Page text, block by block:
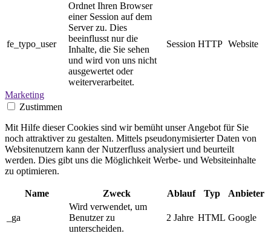
fe_typo_user
Ordnet Ihren Browser
einer Session auf dem
Server zu. Dies
beeinflusst nur die
Inhalte, die Sie sehen
und wird von uns nicht
ausgewertet oder
weiterverarbeitet.
Session HTTP Website
Marketing
Zustimmen
Mit Hilfe dieser Cookies sind wir bemüht unser Angebot für Sie
noch attraktiver zu gestalten. Mittels pseudonymisierter Daten von
Websitenutzern kann der Nutzerfluss analysiert und beurteilt
werden. Dies gibt uns die Möglichkeit Werbe- und Websiteinhalte
zu optimieren.
Name Zweck Ablauf Typ Anbieter
_ga
Wird verwendet, um
Benutzer zu
unterscheiden.
2 Jahre HTML Google